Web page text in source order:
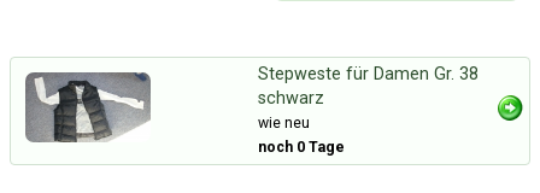
Stepweste für Damen Gr. 38
schwarz
wie neu
noch 0 Tage